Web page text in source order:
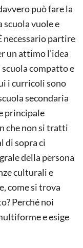
può fare la
scuola vuole e
necessario partire
un attimo l’idea
compatto e
i curricoli sono
secondaria
principale
che non si tratti
di sopra ci
della persona
culturali e
come si trova
Perché noi
e esige